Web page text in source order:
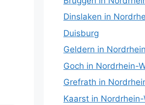
Dinslaken in
Duisburg
Geldern in
Goch in Nordrhein-
Grefrath in
Kaarst in